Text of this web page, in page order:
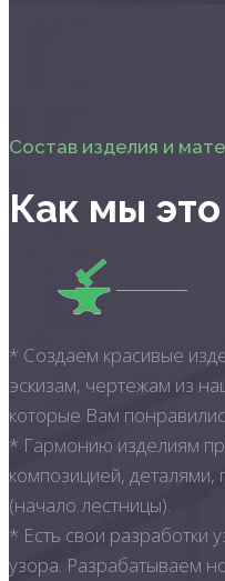
Состав изделия и
Как мы
* Создаем красивые
эскизам, чертежам из
которые Вам
* Гармонию изделиям
композицией,
(начало лестницы).
* Есть свои разработки
узора. Разрабатываем